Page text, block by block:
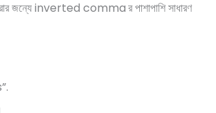
জন্যে inverted commaর পাশাপাশি সাধারণ